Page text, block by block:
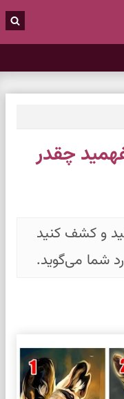
چقدر
و کشف کنید
شما می‌گوید.